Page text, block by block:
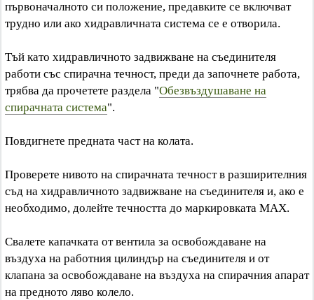
първоначалното си положение, предавките се включват
трудно или ако хидравличната система се е отворила.
Тъй като хидравличното задвижване на съединителя
работи със спирачна течност, преди да започнете работа,
трябва да прочетете раздела "Обезвъздушаване на
спирачната система".
Повдигнете предната част на колата.
Проверете нивото на спирачната течност в разширителния
съд на хидравличното задвижване на съединителя и, ако е
необходимо, долейте течността до маркировката MAX.
Свалете капачката от вентила за освобождаване на
въздуха на работния цилиндър на съединителя и от
клапана за освобождаване на въздуха на спирачния апарат
на предното ляво колело.